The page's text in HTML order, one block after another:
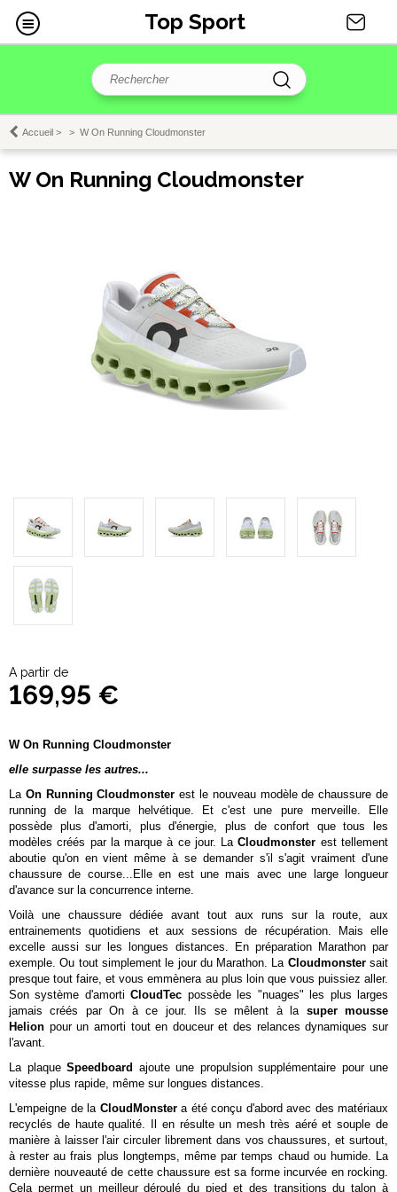
Top Sport
Accueil > > W On Running Cloudmonster
W On Running Cloudmonster
A partir de
169,95 €
W On Running Cloudmonster
elle surpasse les autres...
La On Running Cloudmonster est le nouveau modèle de chaussure de
running de la marque helvétique. Et c'est une pure merveille. Elle
possède plus d'amorti, plus d'énergie, plus de confort que tous les
modèles créés par la marque à ce jour. LaCloudmonster est tellement
aboutie qu'on en vient même à se demander s'il s'agit vraiment d'une
chaussure de course...Elle en est une mais avec une large longueur
d'avance sur la concurrence interne.
Voilà une chaussure dédiée avant tout aux runs sur la route, aux
entrainements quotidiens et aux sessions de récupération. Mais elle
excelle aussi sur les longues distances. En préparation Marathon par
exemple. Ou tout simplement le jour du Marathon. La Cloudmonstersait
presque tout faire, et vous emmènera au plus loin que vous puissiez aller.
Son système d'amortiCloudTec possède les "nuages" les plus larges
jamais créés par On à ce jour. Ils se mêlent à la super mousse
Helion pour un amorti tout en douceur et des relances dynamiques sur
l'avant.
La plaque Speedboard ajoute une propulsion supplémentaire pour une
vitesse plus rapide, même sur longues distances.
L'empeigne de la CloudMonstera été conçu d'abord avec des matériaux
recyclés de haute qualité. Il en résulte un mesh très aéré et souple de
manière à laisser l'air circuler librement dans vos chaussures, et surtout,
à rester au frais plus longtemps, même par temps chaud ou humide. La
dernière nouveauté de cette chaussure est sa forme incurvée en rocking.
Cela permet un meilleur déroulé du pied et des transitions du talon à